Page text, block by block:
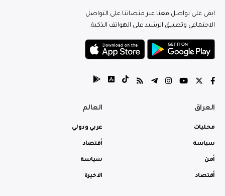
ابقى على تواصل معنا عبر منصاتنا على التواصل
الاجتماعي وتطبيق الرشيد على الهواتف الذكية.
العراق
محليات
سياسة
أمن
أقتصاد
العالم
عربي ودولي
أقتصاد
سياسة
الاخيرة